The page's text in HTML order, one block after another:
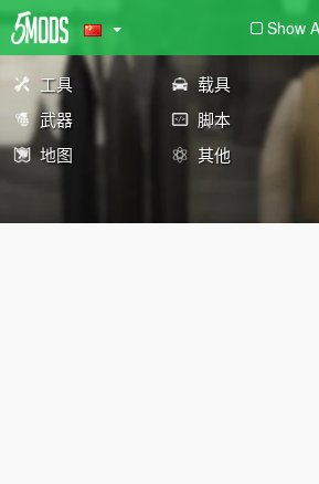
Show
工具 载具
武器
脚本
地图
其他